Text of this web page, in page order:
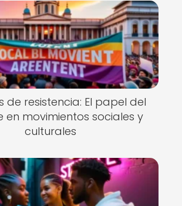
de resistencia: El papel del
en movimientos sociales y
culturales